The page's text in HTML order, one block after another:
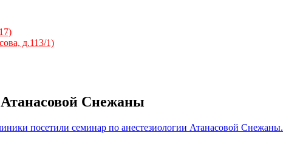
д.113/1)
Атанасовой Снежаны
посетили семинар по анестезиологии Атанасовой Снежаны.